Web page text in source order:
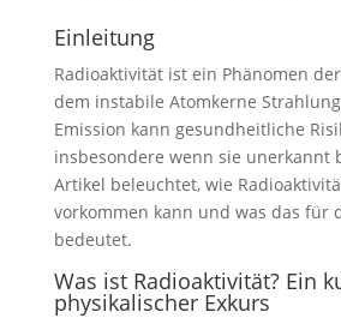
Einleitung
Radioaktivität ist ein Phänomen
dem instabile Atomkerne
Emission kann gesundheitliche
insbesondere wenn sie unerkannt
Artikel beleuchtet, wie
vorkommen kann und was das für
bedeutet.
Was ist Radioaktivität? Ein
physikalischer Exkurs